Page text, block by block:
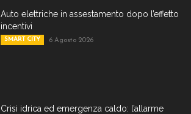
Auto elettriche in assestamento dopo l’effetto
incentivi
SMART CITY 6 Agosto 2026
Crisi idrica ed emergenza caldo: l’allarme